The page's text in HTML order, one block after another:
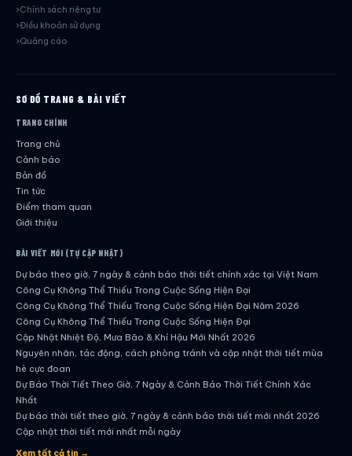
Chính sách riêng tư
Điều khoản sử dụng
Quảng cáo
SƠ ĐỒ TRANG & BÀI VIẾT
TRANG CHÍNH
Trang chủ
Cảnh báo
Bản đồ
Tin tức
Điểm tham quan
Giới thiệu
BÀI VIẾT MỚI (TỰ CẬP NHẬT)
Dự báo theo giờ, 7 ngày & cảnh báo thời tiết chính xác tại Việt Nam
Công Cụ Không Thể Thiếu Trong Cuộc Sống Hiện Đại
Công Cụ Không Thể Thiếu Trong Cuộc Sống Hiện Đại Năm 2026
Công Cụ Không Thể Thiếu Trong Cuộc Sống Hiện Đại
Cập Nhật Nhiệt Độ, Mưa Bão & Khí Hậu Mới Nhất 2026
Nguyên nhân, tác động, cách phòng tránh và cập nhật thời tiết mùa
hè cực đoan
Dự Báo Thời Tiết Theo Giờ, 7 Ngày & Cảnh Báo Thời Tiết Chính Xác
Nhất
Dự báo thời tiết theo giờ, 7 ngày & cảnh báo thời tiết mới nhất 2026
Cập nhật thời tiết mới nhất mỗi ngày
Hướng dẫn đầy đủ về dự báo thời tiết hiện đại
Xem tất cả tin →